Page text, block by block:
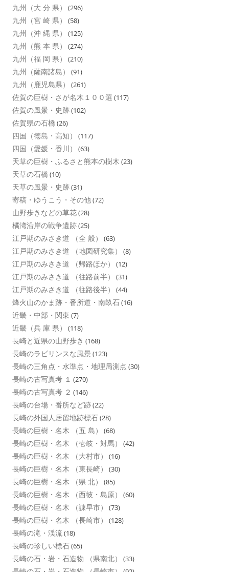
九州（大 分 県） (296)
九州（宮 崎 県） (58)
九州（沖 縄 県） (125)
九州（熊 本 県） (274)
九州（福 岡 県） (210)
九州（薩南諸島） (91)
九州（鹿児島県） (261)
佐賀の巨樹・さが名木１００選 (117)
佐賀の風景・史跡(102)
佐賀県の石橋 (26)
四国（徳島・高知） (117)
四国（愛媛・香川） (63)
天草の巨樹・ふるさと熊本の樹木 (23)
天草の石橋 (10)
天草の風景・史跡(31)
寄稿・ゆうこう・その他(72)
山野歩きなどの草花(28)
橘湾沿岸の戦争遺跡(25)
江戸期のみさき道 （全 般） (63)
江戸期のみさき道 （地図研究集） (8)
江戸期のみさき道 （帰路ほか） (12)
江戸期のみさき道 （往路前半） (31)
江戸期のみさき道 （往路後半） (44)
烽火山のかま跡・番所道・南畝石(16)
近畿・中部・関東 (7)
近畿（兵 庫 県） (118)
長崎と近県の山野歩き (168)
長崎のラビリンスな風景 (123)
長崎の三角点・水準点・地理局測点 (30)
長崎の古写真考 １ (270)
長崎の古写真考 ２ (146)
長崎の台場・番所など跡(22)
長崎の外国人居留地跡標石(28)
長崎の巨樹・名木 （五 島） (68)
長崎の巨樹・名木 （壱岐・対馬） (42)
長崎の巨樹・名木 （大村市） (16)
長崎の巨樹・名木 （東長崎） (30)
長崎の巨樹・名木 （県 北） (85)
長崎の巨樹・名木 （西彼・島原） (60)
長崎の巨樹・名木 （諌早市） (73)
長崎の巨樹・名木 （長崎市） (128)
長崎の滝・渓流(18)
長崎の珍しい標石(65)
長崎の石・岩・石造物 （県南北） (33)